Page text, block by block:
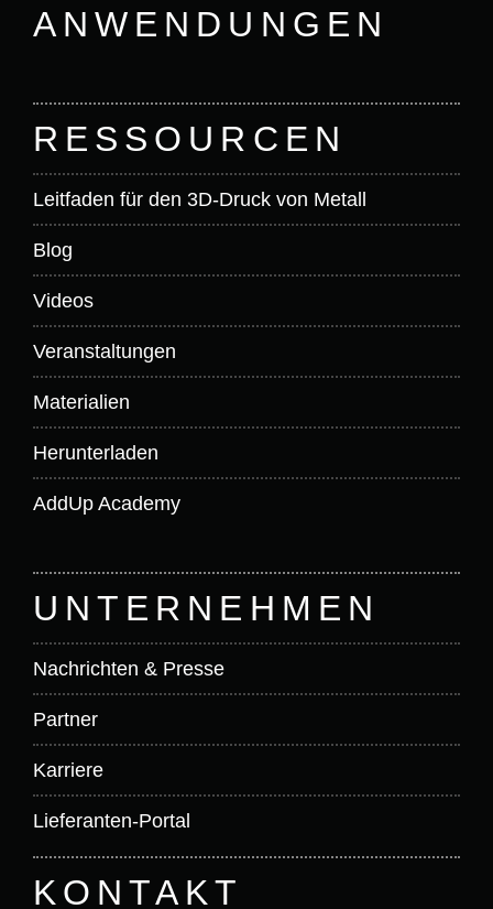
ANWENDUNGEN
RESSOURCEN
Leitfaden für den 3D-Druck von Metall
Blog
Videos
Veranstaltungen
Materialien
Herunterladen
AddUp Academy
UNTERNEHMEN
Nachrichten & Presse
Partner
Karriere
Lieferanten-Portal
KONTAKT